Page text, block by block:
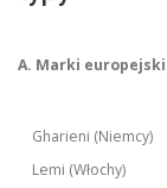
A. Marki
Gharieni (Niemcy)
Lemi (Włochy)